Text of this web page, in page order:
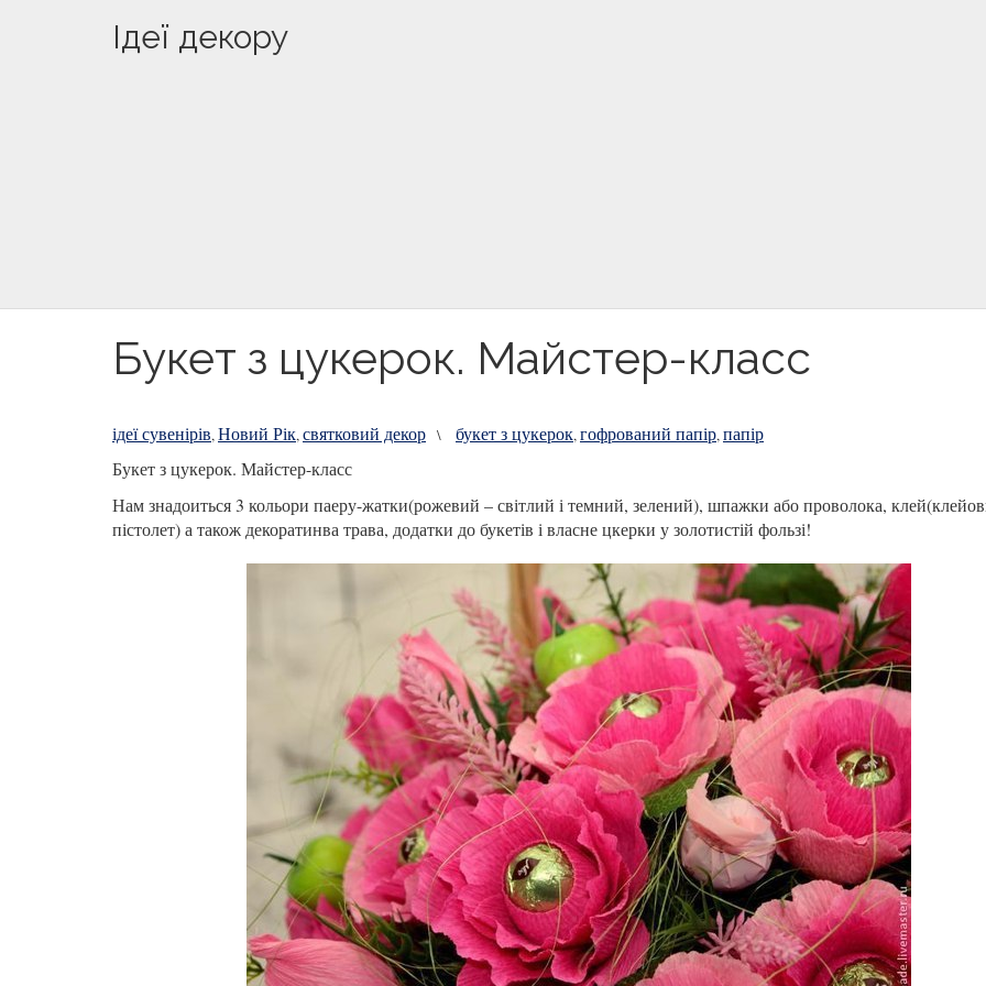
Ідеї декору
Букет з цукерок. Майстер-класс
ідеї сувенірів,Новий Рік,святковий декор \ букет з цукерок,гофрований папір,папір
Букет з цукерок. Майстер-класс
Нам знадоиться 3 кольори паеру-жатки(рожевий – світлий і темний, зелений), шпажки або проволока,
пістолет) а також декоратинва трава, додатки до букетів і власне цкерки у золотистій фользі!